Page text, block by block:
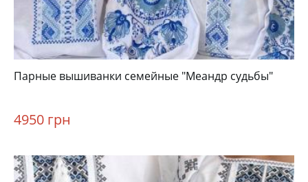
Парные вышиванки семейные "Меандр судьбы"
4950 грн